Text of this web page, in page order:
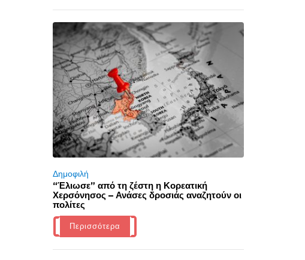
Δημοφιλή
“Έλιωσε” από τη ζέστη η Κορεατική
Χερσόνησος – Ανάσες δροσιάς αναζητούν οι
πολίτες
Περισσότερα